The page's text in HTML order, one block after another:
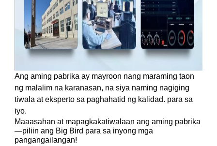
Ang aming pabrika ay mayroon nang maraming taon
ng malalim na karanasan, na siya naming nagiging
tiwala at eksperto sa paghahatid ng kalidad. para sa
iyo.
Maaasahan at mapagkakatiwalaan ang aming pabrika
—piliin ang Big Bird para sa inyong mga
pangangailangan!